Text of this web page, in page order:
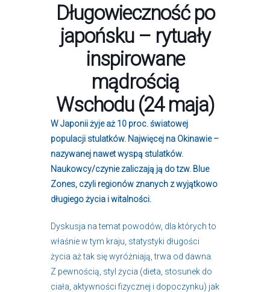
Długowieczność po
japońsku – rytuały
inspirowane
mądrością
Wschodu (24 maja)
W Japonii żyje aż 10 proc. światowej
populacji stulatków. Najwięcej na Okinawie –
nazywanej nawet wyspą stulatków.
Naukowcy/czynie zaliczają ją do tzw. Blue
Zones, czyli regionów znanych z wyjątkowo
długiego życia i witalności.
Dyskusja na temat powodów, dla których to
właśnie w tym kraju, statystyki długości
życia aż tak się wyróżniają, trwa od dawna.
Z pewnością, styl życia (dieta, stosunek do
ciała, aktywności fizycznej i dopoczynku) jak